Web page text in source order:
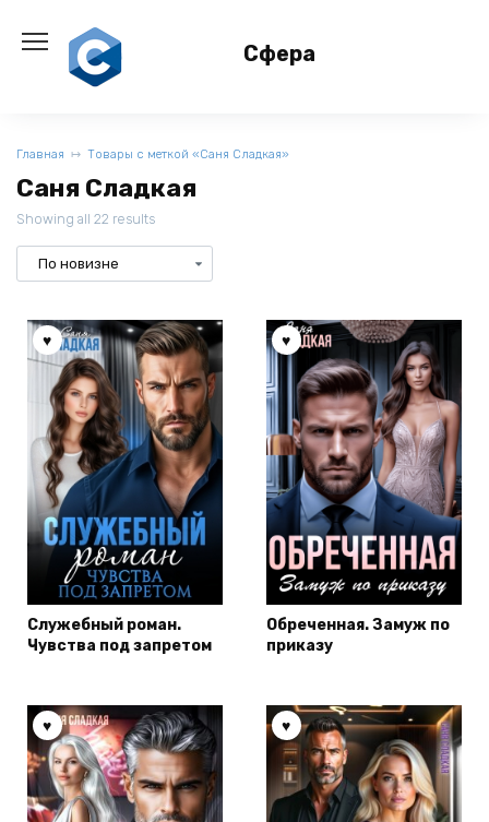
содержанию
Сфера
Главная Товары с меткой «Саня Сладкая»
Саня Сладкая
Showing all 22 results
Служебный роман.
Чувства под запретом
Обреченная. Замуж по
приказу